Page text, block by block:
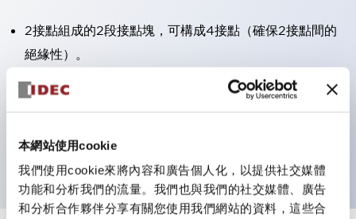
本網站使用cookie
我們使用cookie來將內容和廣告個人化，以提供社交媒體
功能和分析我們的流量。我們也與我們的社交媒體、廣告
和分析合作夥伴分享有關您使用我們網站的資料，這些合
2接點組成的2段接點塊，可構成4接點（確保2接點間的
絕緣性）。
面板深度39.9mm（※11段接點塊）、59.9mm（※22段
接點塊）。可實現省空間設計。
防護結構